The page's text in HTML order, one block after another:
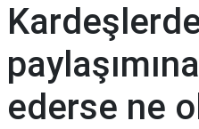
ederse ne